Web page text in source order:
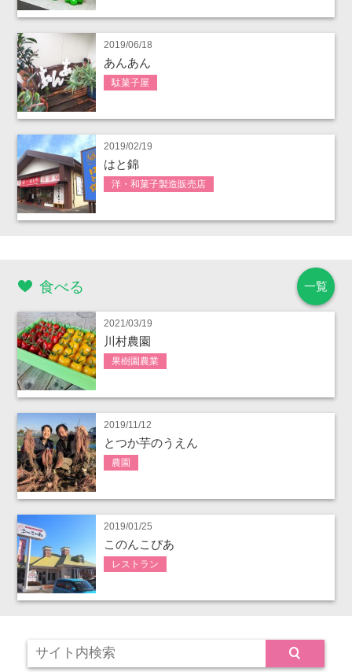
2019/06/18
あんあん
駄菓子屋
2019/02/19
はと錦
洋・和菓子製造販売店
一覧
食べる
2021/03/19
川村農園
果樹園農業
2019/11/12
とつか芋のうえん
農園
2019/01/25
このんこぴあ
レストラン